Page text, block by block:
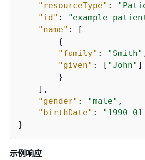
"resourceType" :
"id" : "example-
"name" : [
{
"family" : "Smith" ,
"given" : [ "John" ]
        }
    ],
"gender" : "male" ,
"birthDate" :
"1990-
}
示例响应